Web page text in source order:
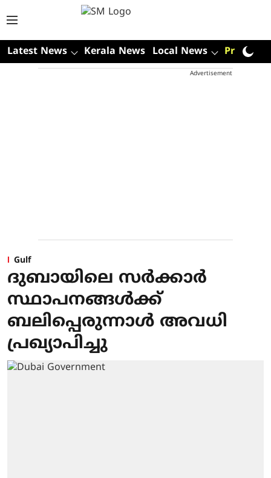
Latest News Kerala News Local News Premium
Advertisement
Gulf
ദുബായിലെ സര്‍ക്കാര്‍
സ്ഥാപനങ്ങള്‍ക്ക്
ബലിപ്പെരുന്നാള്‍ അവധി
പ്രഖ്യാപിച്ചു